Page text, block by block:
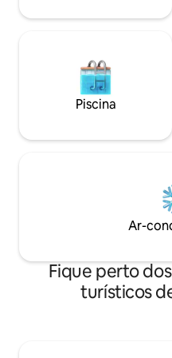
visam ser justas tanto para
Piscina
Ar-
Fique perto
turísticos